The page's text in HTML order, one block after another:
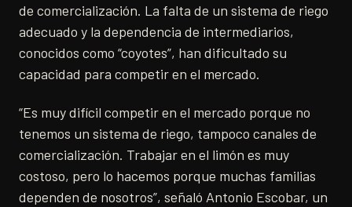
de comercialización. La falta de un sistema de riego
adecuado y la dependencia de intermediarios,
conocidos como “coyotes”, han dificultado su
capacidad para competir en el mercado.
“Es muy difícil competir en el mercado porque no
tenemos un sistema de riego, tampoco canales de
comercialización. Trabajar en el limón es muy
costoso, pero lo hacemos porque muchas familias
dependen de nosotros”, señaló Antonio Escobar, un